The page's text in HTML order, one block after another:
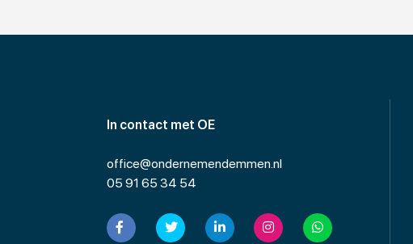
In contact met OE
office@ondernemendemmen.nl
05 91 65 34 54